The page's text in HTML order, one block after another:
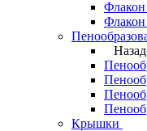
Назад
Крышки